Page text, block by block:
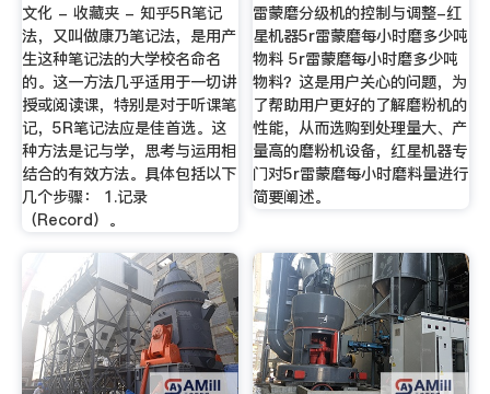
文化 - 收藏夹 - 知乎5R笔记
法，又叫做康乃笔记法，是用产
生这种笔记法的大学校名命名
的。这一方法几乎适用于一切讲
授或阅读课，特别是对于听课笔
记，5R笔记法应是佳首选。这
种方法是记与学，思考与运用相
结合的有效方法。具体包括以下
几个步骤： 1.记录
（Record）。
雷蒙磨分级机的控制与调整-红
星机器5r雷蒙磨每小时磨多少吨
物料 5r雷蒙磨每小时磨多少吨
物料？这是用户关心的问题，为
了帮助用户更好的了解磨粉机的
性能，从而选购到处理量大、产
量高的磨粉机设备，红星机器专
门对5r雷蒙磨每小时磨料量进行
简要阐述。